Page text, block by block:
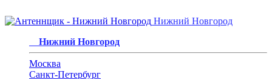
Нижний Новгород
Нижний Новгород
Москва
Санкт-Петербург